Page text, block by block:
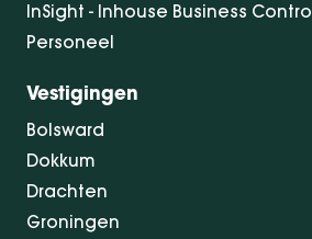
InSight - Inhouse Business Control
Personeel
Vestigingen
Bolsward
Dokkum
Drachten
Groningen